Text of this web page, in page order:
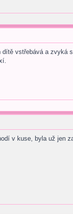
vstřebává a
v kuse, byla už jen